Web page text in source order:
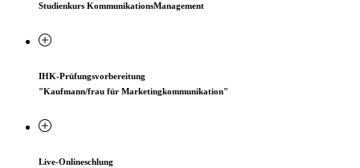
Studienkurs KommunikationsManagement
IHK-Prüfungsvorbereitung
"Kaufmann/frau für Marketingkommunikation"
Live-Onlineschlung